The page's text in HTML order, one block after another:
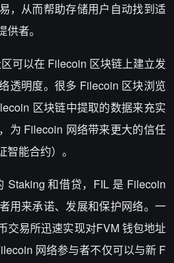
，从而帮助存储用户自动找到适
者。
可以在 Filecoin 区块链上建立发
透明度。很多 Filecoin 区块浏览
区块链中提取的数据来充实
为 Filecoin 网络带来更大的信任
能合约）。
Staking 和借贷，FIL 是 Filecoin
用来承诺、发展和保护网络。一
交易所迅速实现对FVM 钱包地址
网络参与者不仅可以与新 F